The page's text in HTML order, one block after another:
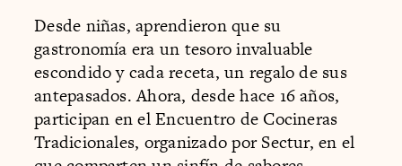
Desde niñas, aprendieron que su
gastronomía era un tesoro invaluable
escondido y cada receta, un regalo de sus
antepasados. Ahora, desde hace 16 años,
participan en el Encuentro de Cocineras
Tradicionales, organizado por Sectur, en el